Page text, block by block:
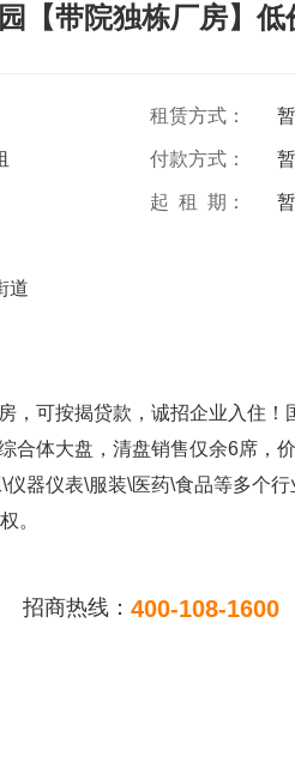
【带院独栋厂房】
租赁方式：
付款方式：
起 租 期：
道
，可按揭贷款，诚招企业入住！
合体大盘，清盘销售仅余6席，
器仪表\服装\医药\食品等多个行
。
招商热线： 400-108-1600